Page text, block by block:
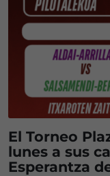
El Torneo
lunes a sus
Esperantza